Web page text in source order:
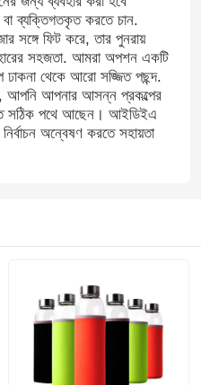
বা ব্যক্তিগতকৃত করতে চান.
সঙ্গে ফিট করে, তার পুনরায়
সহজতা. আমরা অপশন একটি
ঢাকনা থেকে আরো সজ্জিত পছন্দ.
আপনি আপনার আসন্ন প্রকল্পের
সঠিক পথে আছেন। আইডিইএ
অন্বেষণ করতে সহায়তা